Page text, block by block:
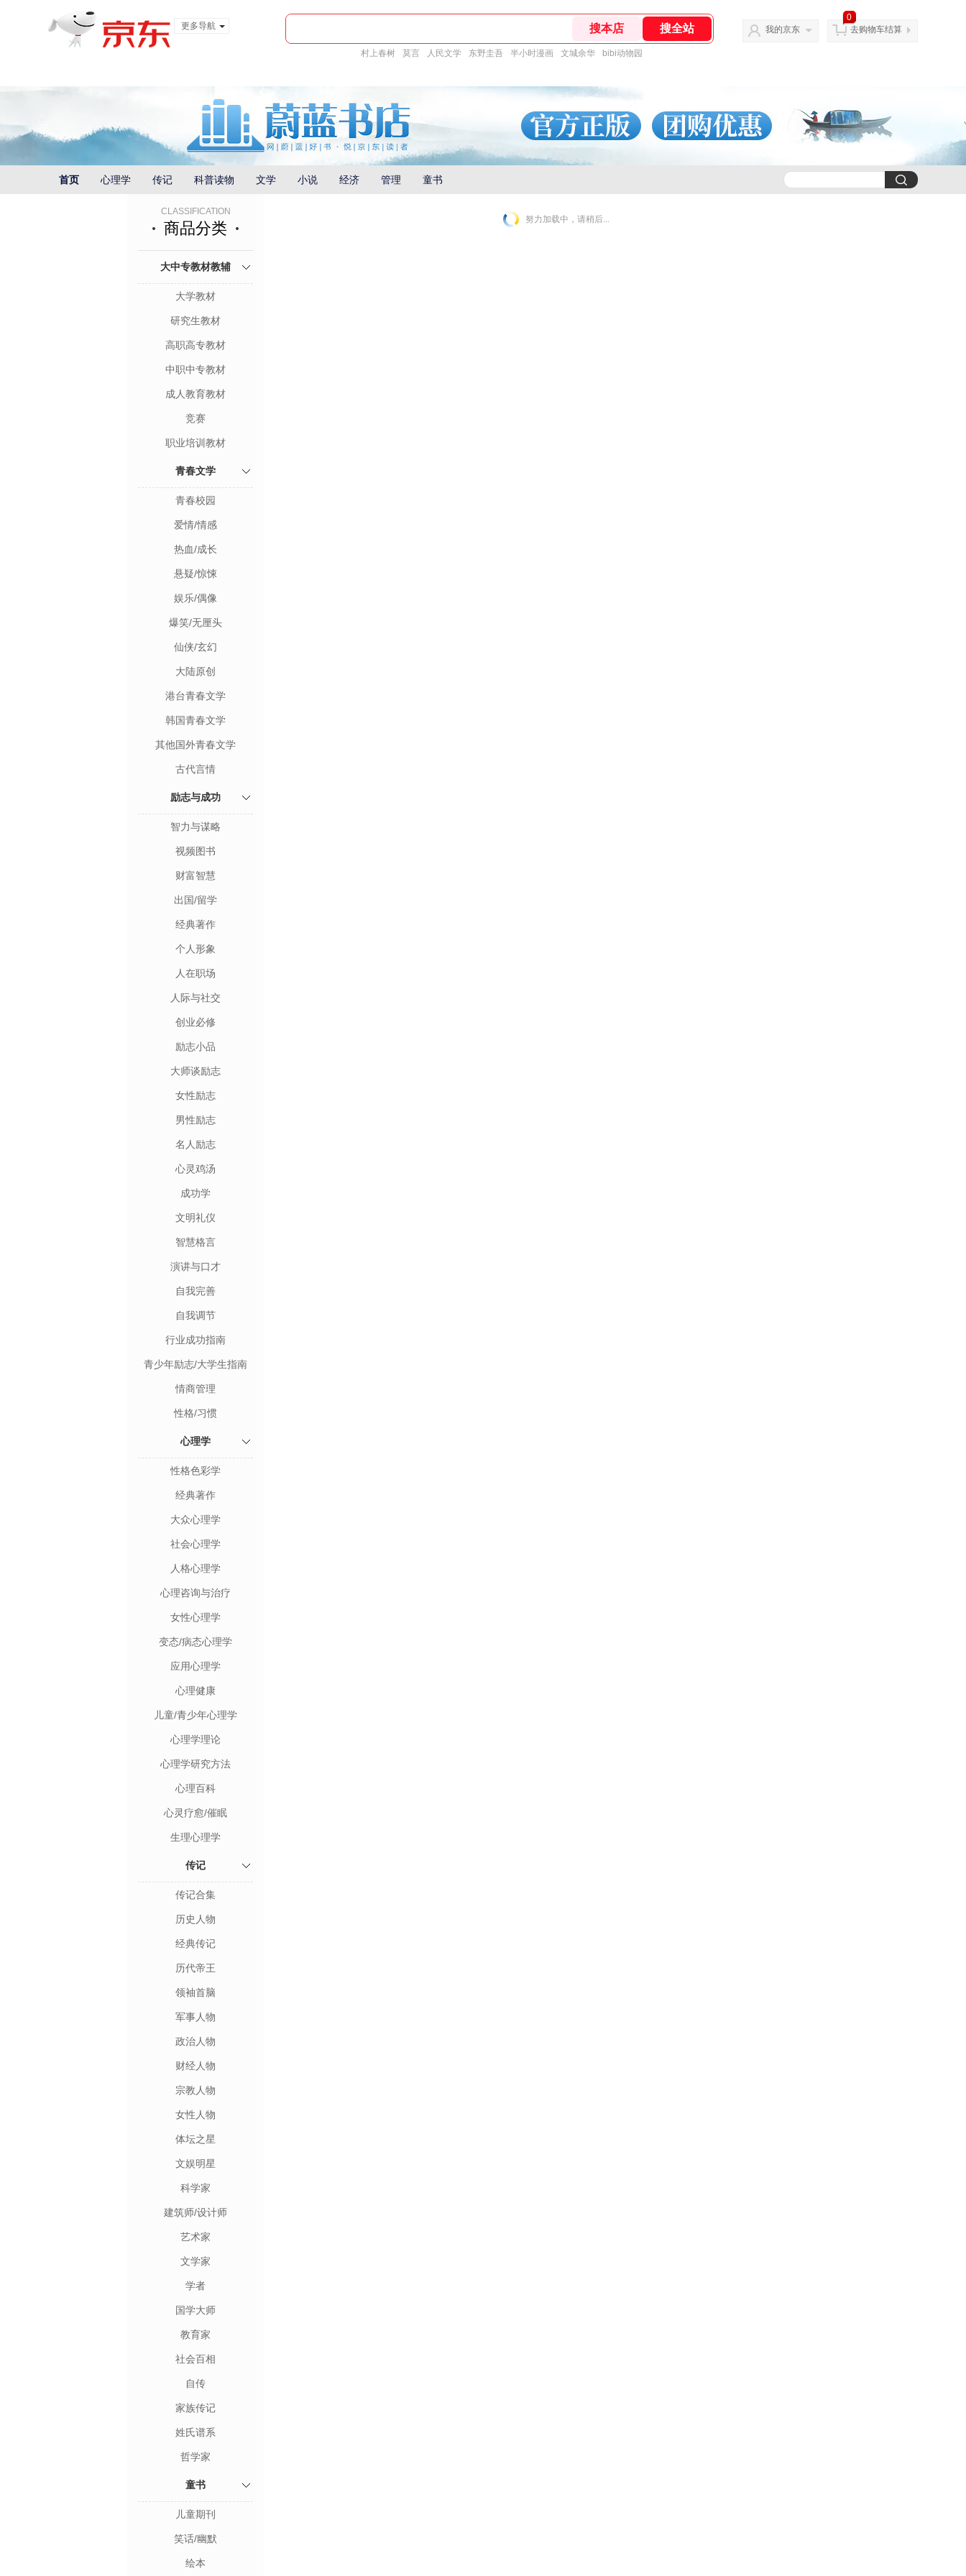
更多导航
村上春树 莫言 人民文学 东野圭吾 半小时漫画 文城余华 bibi动物园
我的京东
0
去购物车结算
首页 心理学 传记 科普读物 文学 小说 经济 管理 童书
CLASSIFICATION
商品分类
大中专教材教辅
大学教材
研究生教材
高职高专教材
中职中专教材
成人教育教材
竞赛
职业培训教材
青春文学
青春校园
爱情/情感
热血/成长
悬疑/惊悚
娱乐/偶像
爆笑/无厘头
仙侠/玄幻
大陆原创
港台青春文学
韩国青春文学
其他国外青春文学
古代言情
励志与成功
智力与谋略
视频图书
财富智慧
出国/留学
经典著作
个人形象
人在职场
人际与社交
创业必修
励志小品
大师谈励志
女性励志
男性励志
名人励志
心灵鸡汤
成功学
文明礼仪
智慧格言
演讲与口才
自我完善
自我调节
行业成功指南
青少年励志/大学生指南
情商管理
性格/习惯
心理学
性格色彩学
经典著作
大众心理学
社会心理学
人格心理学
心理咨询与治疗
女性心理学
变态/病态心理学
应用心理学
心理健康
儿童/青少年心理学
心理学理论
心理学研究方法
心理百科
心灵疗愈/催眠
生理心理学
传记
传记合集
历史人物
经典传记
历代帝王
领袖首脑
军事人物
政治人物
财经人物
宗教人物
女性人物
体坛之星
文娱明星
科学家
建筑师/设计师
艺术家
文学家
学者
国学大师
教育家
社会百相
自传
家族传记
姓氏谱系
哲学家
童书
儿童期刊
笑话/幽默
绘本
努力加载中，请稍后...